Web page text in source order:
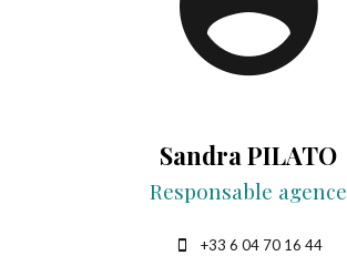
Sandra PILATO
Responsable agence
+33 6 04 70 16 44